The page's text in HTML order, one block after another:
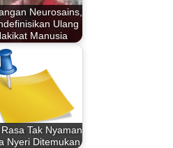
Neurosains,
Ulang
Manusia
Tak Nyaman
Nyeri Ditemukan